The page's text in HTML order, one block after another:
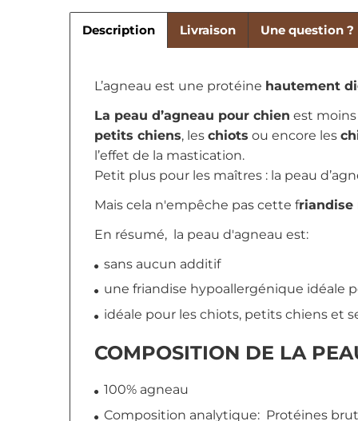
Description Livraison Une question ?
L’agneau est une protéine hautement
La peau d’agneau pour chien est
petits chiens, les chiots ou encore les
l’effet de la mastication.
Petit plus pour les maîtres : la peau
Mais cela n'empêche pas cette friandise
En résumé, la peau d'agneau est:
sans aucun additif
une friandise hypoallergénique idéale
idéale pour les chiots, petits chiens et
COMPOSITION DE LA
100% agneau
Composition analytique: Protéines